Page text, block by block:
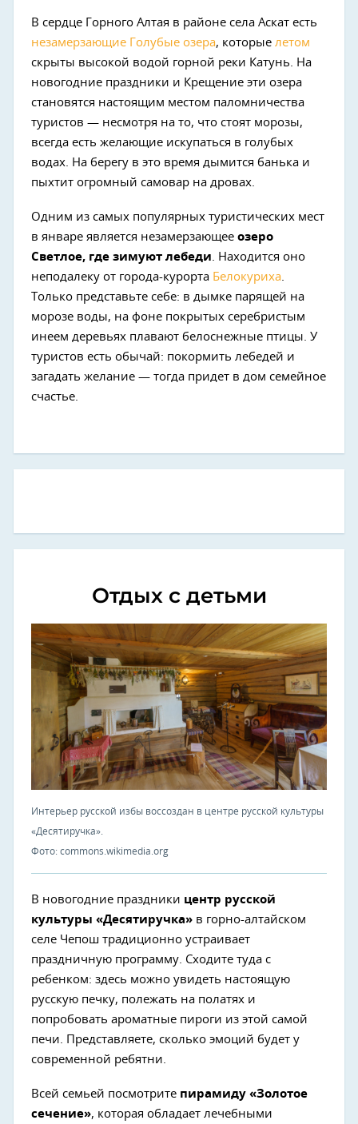
В сердце Горного Алтая в районе села Аскат есть
незамерзающие Голубые озера, которые летом
скрыты высокой водой горной реки Катунь. На
новогодние праздники и Крещение эти озера
становятся настоящим местом паломничества
туристов — несмотря на то, что стоят морозы,
всегда есть желающие искупаться в голубых
водах. На берегу в это время дымится банька и
пыхтит огромный самовар на дровах.
Одним из самых популярных туристических мест
в январе является незамерзающее озеро
Светлое, где зимуют лебеди. Находится оно
неподалеку от города-курорта Белокуриха.
Только представьте себе: в дымке парящей на
морозе воды, на фоне покрытых серебристым
инеем деревьях плавают белоснежные птицы. У
туристов есть обычай: покормить лебедей и
загадать желание — тогда придет в дом семейное
счастье.
Отдых с детьми
Интерьер русской избы воссоздан в центре русской культуры
«Десятиручка».
Фото: commons.wikimedia.org
В новогодние праздники центр русской
культуры «Десятиручка» в горно-алтайском
селе Чепош традиционно устраивает
праздничную программу. Сходите туда с
ребенком: здесь можно увидеть настоящую
русскую печку, полежать на полатях и
попробовать ароматные пироги из этой самой
печи. Представляете, сколько эмоций будет у
современной ребятни.
Всей семьей посмотрите пирамиду «Золотое
сечение», которая обладает лечебными